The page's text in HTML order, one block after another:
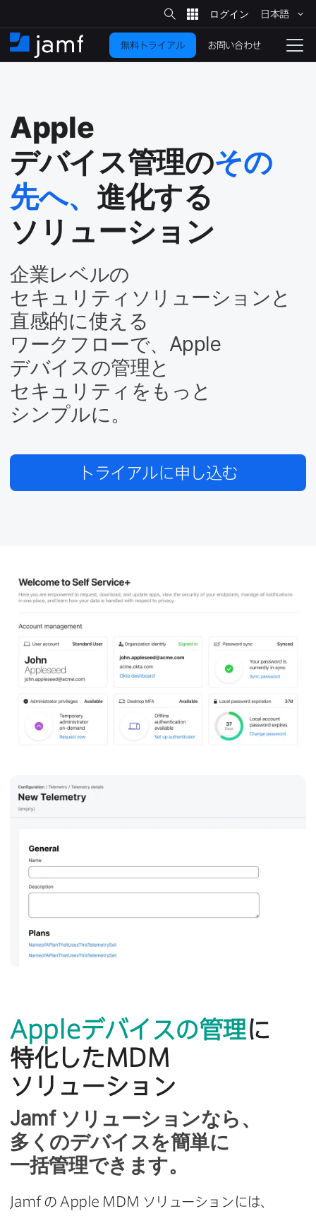
イ
ン
コ
ツ
に
移
動
サ
イ
ト
検
索
日本語
ホ
ー
ナ
無料トライアル お問い合わせ
Apple
デバイス管理のその​
先へ、 進化する​
ソリューション
企業レベルの​
セキュリティソリューションと​
直感的に​使える​
ワークフローで、 Apple
デバイスの​管理と​
セキュリティを​もっと​
シンプルに。
トライアルに​申し込む
Appleデバイスの​管理に​
特化したMDM
ソリューション
Jamf ソリューションなら、​
多くの​デバイスを​簡単に​
一括管理できます。
Jamf の Apple MDM ソリューションには、